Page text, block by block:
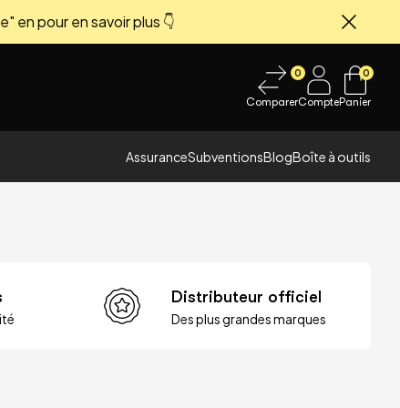
en pour en savoir plus 👇
0
ComparerCompte
0
Panier
AssuranceSubventionsBlogBoîte à outils
Distributeur officiel
Des plus grandes marques